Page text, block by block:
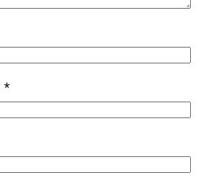
*